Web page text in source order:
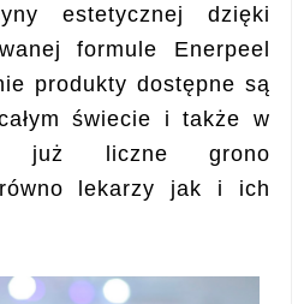
estetycznej dzięki
formule Enerpeel
produkty dostępne są
świecie i także w
już liczne grono
lekarzy jak i ich